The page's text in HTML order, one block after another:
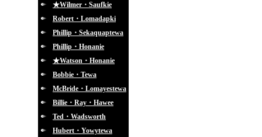
★Wilmer・Saufkie
Robert・Lomadapki
Phillip・Sekaquaptewa
Phillip・Honanie
★Watson・Honanie
Bobbie・Tewa
McBride・Lomayestewa
Billie・Ray・Hawee
Ted・Wadsworth
Hubert・Yowytewa